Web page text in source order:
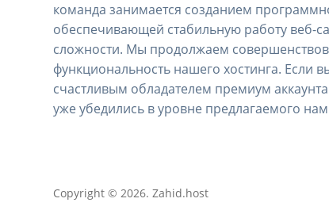
команда занимается созданием
обеспечивающей стабильную работу веб-
сложности. Мы продолжаем
функциональность нашего хостинга. Если
счастливым обладателем премиум
уже убедились в уровне предлагаемого
Copyright © 2026. Zahid.host